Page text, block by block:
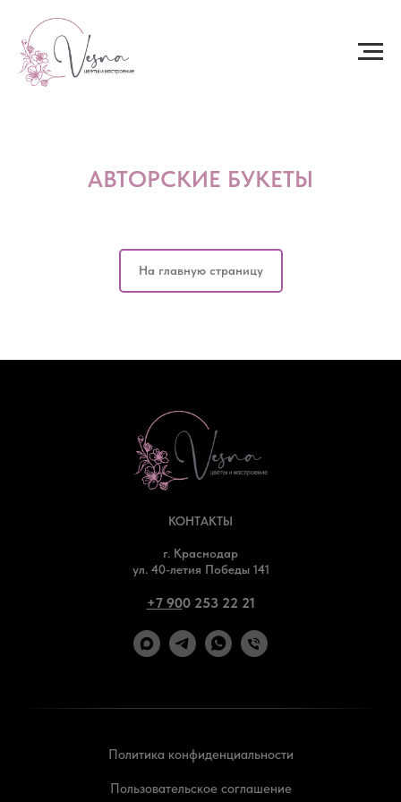
АВТОРСКИЕ БУКЕТЫ
На главную страницу
КОНТАКТЫ
г. Краснодар
ул. 40-летия Победы 141
+7 900 253 22 21
Политика конфиденциальности
Пользовательское соглашение